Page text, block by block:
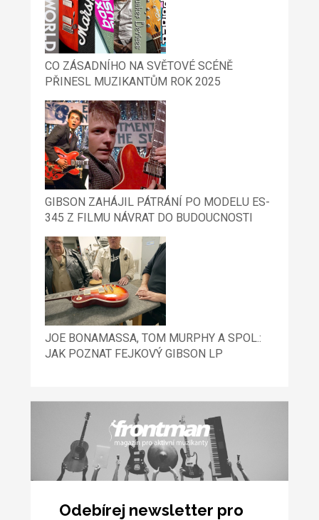
CO ZÁSADNÍHO NA SVĚTOVÉ SCÉNĚ
PŘINESL MUZIKANTŮM ROK 2025
GIBSON ZAHÁJIL PÁTRÁNÍ PO MODELU ES-
345 Z FILMU NÁVRAT DO BUDOUCNOSTI
JOE BONAMASSA, TOM MURPHY A SPOL.:
JAK POZNAT FEJKOVÝ GIBSON LP
Odebírej newsletter pro